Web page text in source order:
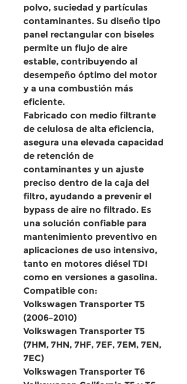
polvo, suciedad y partículas
contaminantes. Su diseño tipo
panel rectangular con biseles
permite un flujo de aire
estable, contribuyendo al
desempeño óptimo del motor
y a una combustión más
eficiente.
Fabricado con medio filtrante
de celulosa de alta eficiencia,
asegura una elevada capacidad
de retención de
contaminantes y un ajuste
preciso dentro de la caja del
filtro, ayudando a prevenir el
bypass de aire no filtrado. Es
una solución confiable para
mantenimiento preventivo en
aplicaciones de uso intensivo,
tanto en motores diésel TDI
como en versiones a gasolina.
Compatible con:
Volkswagen Transporter T5
(2006–2010)
Volkswagen Transporter T5
(7HM, 7HN, 7HF, 7EF, 7EM, 7EN,
7EC)
Volkswagen Transporter T6